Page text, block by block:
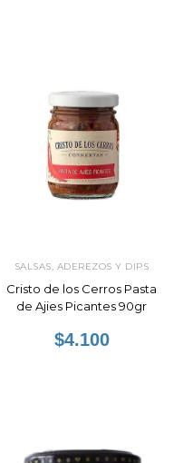
SALSAS, ADEREZOS Y DIPS
Cristo de los Cerros Pasta
de Ajies Picantes 90gr
$4.100